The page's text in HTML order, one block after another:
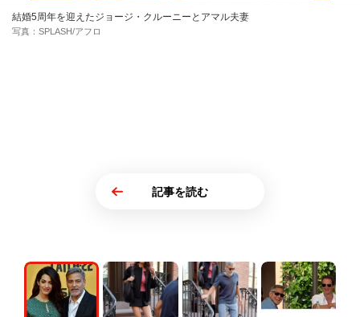
結婚5周年を迎えたジョージ・クルーニーとアマル夫妻
写真：SPLASH/アフロ
記事を読む